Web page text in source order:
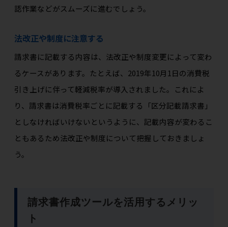
認作業などがスムーズに進むでしょう。
法改正や制度に注意する
請求書に記載する内容は、法改正や制度変更によって変わ
るケースがあります。たとえば、2019年10月1日の消費税
引き上げに伴って軽減税率が導入されました。これによ
り、請求書は消費税率ごとに記載する「区分記載請求書」
としなければいけないというように、記載内容が変わるこ
ともあるため法改正や制度について把握しておきましょ
う。
請求書作成ツールを活用するメリッ
ト